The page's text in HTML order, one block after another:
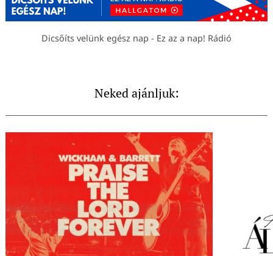
Dicsőíts velünk egész nap - Ez az a nap! Rádió
Neked ajánljuk: